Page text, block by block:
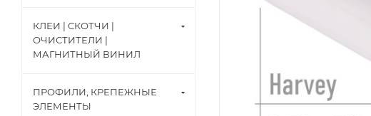
КЛЕИ | СКОТЧИ |
ОЧИСТИТЕЛИ |
МАГНИТНЫЙ ВИНИЛ
ПРОФИЛИ, КРЕПЕЖНЫЕ
ЭЛЕМЕНТЫ